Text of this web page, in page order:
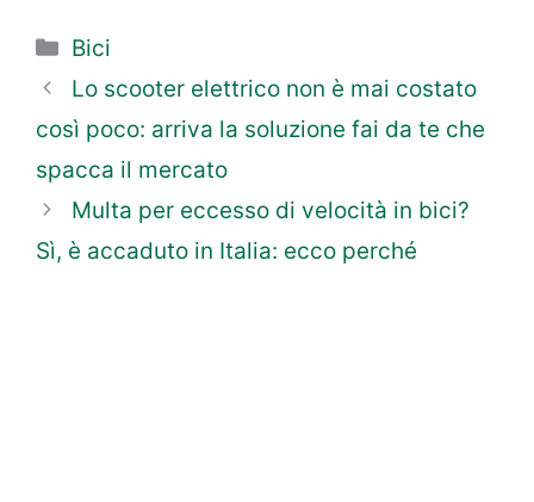
Categorie
Bici
Lo scooter elettrico non è mai costato
così poco: arriva la soluzione fai da te che
spacca il mercato
Multa per eccesso di velocità in bici?
Sì, è accaduto in Italia: ecco perché